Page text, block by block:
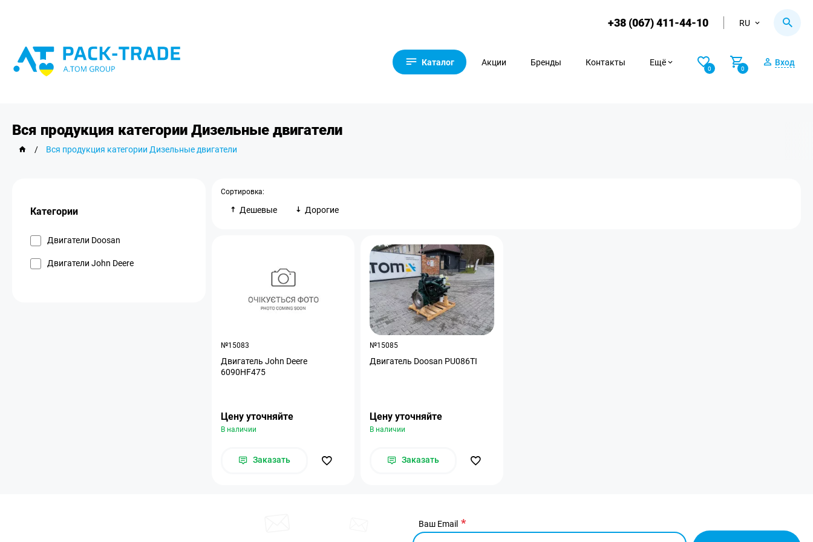
+38 (067) 411-44-10 RU
Каталог Акции Бренды Контакты Ещё
0 0
Вход
Вся продукция категории Дизельные двигатели
/ Вся продукция категории Дизельные двигатели
Категории
Двигатели Doosan
Двигатели John Deere
Сортировка:
Дешевые Дорогие
№15083
Двигатель John Deere
6090HF475
Цену уточняйте
В наличии
Заказать
№15085
Двигатель Doosan PU086TI
Цену уточняйте
В наличии
Заказать
Ваш Email